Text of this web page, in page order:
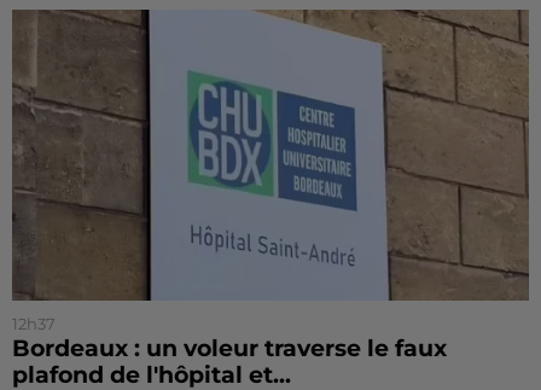
12h37
Bordeaux : un voleur traverse le faux
plafond de l'hôpital et...